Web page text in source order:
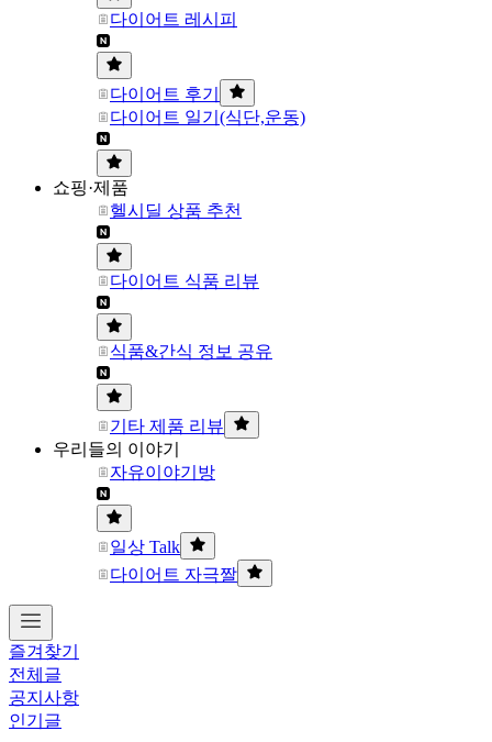
다이어트 레시피
다이어트 후기
다이어트 일기(식단,운동)
쇼핑·제품
헬시딜 상품 추천
다이어트 식품 리뷰
식품&간식 정보 공유
기타 제품 리뷰
우리들의 이야기
자유이야기방
일상 Talk
다이어트 자극짤
즐겨찾기
전체글
공지사항
인기글